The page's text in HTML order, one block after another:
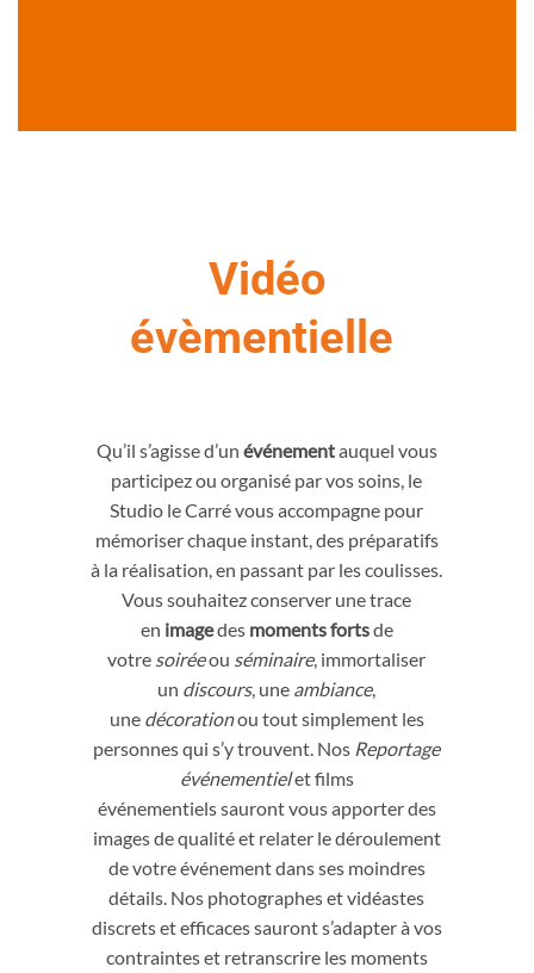
Vidéo
évèmentielle
Qu’il s’agisse d’un événementauquel vous
participez ou organisé par vos soins, le
Studio le Carré vous accompagne pour
mémoriser chaque instant, des préparatifs
à la réalisation, en passant par les coulisses.
Vous souhaitez conserver une trace
en imagedes moments fortsde
votre soiréeou séminaire, immortaliser
un discours, une ambiance,
une décorationou tout simplement les
personnes qui s’y trouvent. Nos Reportage
événementielet films
événementiels sauront vous apporter des
images de qualité et relater le déroulement
de votre événement dans ses moindres
détails. Nos photographes et vidéastes
discrets et efficaces sauront s’adapter à vos
contraintes et retranscrire les moments